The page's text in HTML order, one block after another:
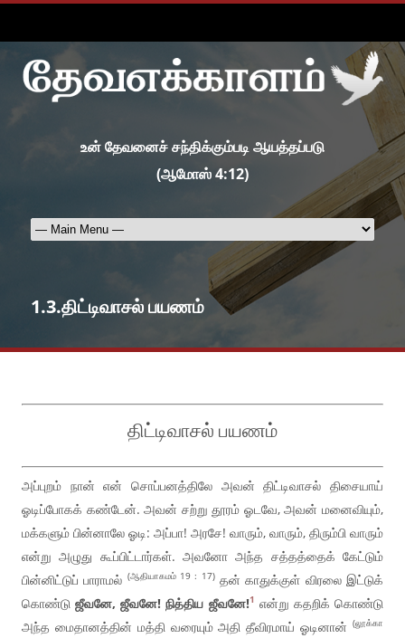
உன் தேவனைச் சந்திக்கும்படி ஆயத்தப்படு
(ஆமோஸ் 4:12)
1.3.திட்டிவாசல் பயணம்
திட்டிவாசல் பயணம்
அப்புறம் நான் என் சொப்பனத்திலே அவன் திட்டிவாசல் திசையாய்
ஓடிப்போகக் கண்டேன். அவன் சற்று தூரம் ஓடவே, அவன் மனைவியும்,
மக்களும் பின்னாலே ஓடி: அப்பா! அரசே! வாரும், வாரும், திரும்பி வாரும்
என்று அழுது கூப்பிட்டார்கள். அவனோ அந்த சத்தத்தைக் கேட்டும்
பின்னிட்டுப் பாராமல் (ஆதியாகமம் 19 : 17)தன் காதுக்குள் விரலை இட்டுக்
கொண்டுஜீவனே, ஜீவனே! நித்திய ஜீவனே!1 என்று கதறிக் கொண்டு
அந்த மைதானத்தின் மத்தி வரையும் அதி தீவிரமாய் ஓடினான் (லூக்கா